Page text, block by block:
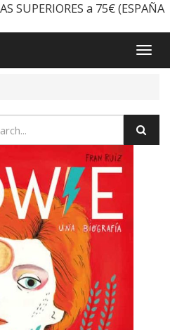
SUPERIORES a 75€ (ESPAÑA